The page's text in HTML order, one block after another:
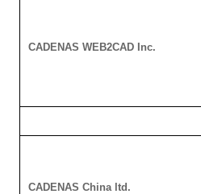
CADENAS WEB2CAD Inc.
CADENAS China ltd.